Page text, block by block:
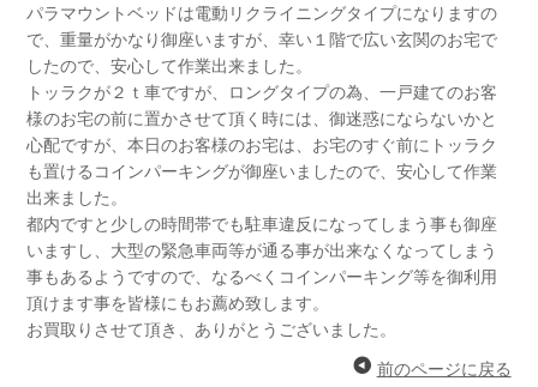
パラマウントベッドは電動リクライニングタイプになりますの
で、重量がかなり御座いますが、幸い１階で広い玄関のお宅で
したので、安心して作業出来ました。
トッラクが２ｔ車ですが、ロングタイプの為、一戸建てのお客
様のお宅の前に置かさせて頂く時には、御迷惑にならないかと
心配ですが、本日のお客様のお宅は、お宅のすぐ前にトッラク
も置けるコインパーキングが御座いましたので、安心して作業
出来ました。
都内ですと少しの時間帯でも駐車違反になってしまう事も御座
いますし、大型の緊急車両等が通る事が出来なくなってしまう
事もあるようですので、なるべくコインパーキング等を御利用
頂けます事を皆様にもお薦め致します。
お買取りさせて頂き、ありがとうございました。
前のページに戻る